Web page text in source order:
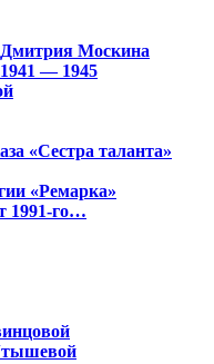
Дмитрия Москина
— 1945
«Сестра таланта»
«Ремарка»
1991-го…